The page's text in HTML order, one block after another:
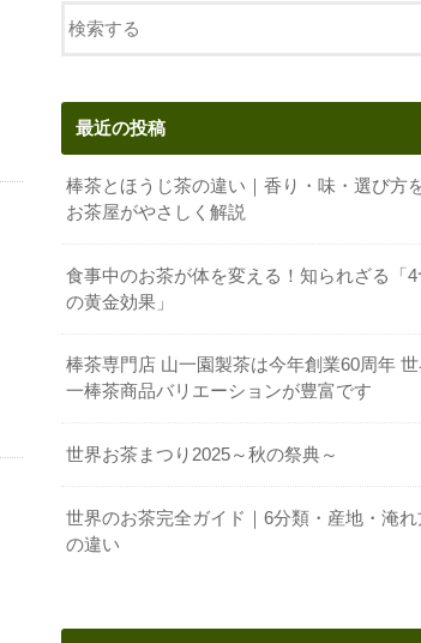
最近の投稿
棒茶とほうじ茶の違い｜香り・味・選び方
お茶屋がやさしく解説
食事中のお茶が体を変える！知られざる「4
の黄金効果」
棒茶専門店 山一園製茶は今年創業60周年 世
一棒茶商品バリエーションが豊富です
世界お茶まつり2025～秋の祭典～
世界のお茶完全ガイド｜6分類・産地・淹れ
の違い